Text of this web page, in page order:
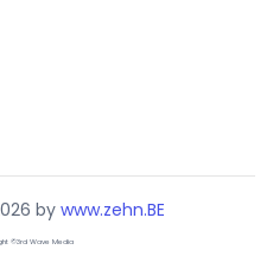
by www.zehn.BE
©3rd Wave Media